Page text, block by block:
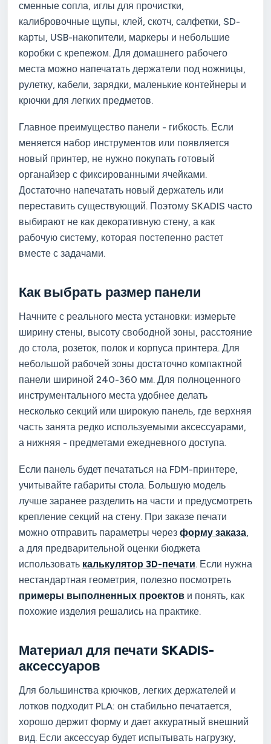
сменные сопла, иглы для прочистки,
калибровочные щупы, клей, скотч, салфетки, SD-
карты, USB-накопители, маркеры и небольшие
коробки с крепежом. Для домашнего рабочего
места можно напечатать держатели под ножницы,
рулетку, кабели, зарядки, маленькие контейнеры и
крючки для легких предметов.
Главное преимущество панели - гибкость. Если
меняется набор инструментов или появляется
новый принтер, не нужно покупать готовый
органайзер с фиксированными ячейками.
Достаточно напечатать новый держатель или
переставить существующий. Поэтому SKADIS часто
выбирают не как декоративную стену, а как
рабочую систему, которая постепенно растет
вместе с задачами.
Как выбрать размер панели
Начните с реального места установки: измерьте
ширину стены, высоту свободной зоны, расстояние
до стола, розеток, полок и корпуса принтера. Для
небольшой рабочей зоны достаточно компактной
панели шириной 240-360 мм. Для полноценного
инструментального места удобнее делать
несколько секций или широкую панель, где верхняя
часть занята редко используемыми аксессуарами,
а нижняя - предметами ежедневного доступа.
Если панель будет печататься на FDM-принтере,
учитывайте габариты стола. Большую модель
лучше заранее разделить на части и предусмотреть
крепление секций на стену. При заказе печати
можно отправить параметры через форму заказа,
а для предварительной оценки бюджета
использовать калькулятор 3D-печати. Если нужна
нестандартная геометрия, полезно посмотреть
примеры выполненных проектов и понять, как
похожие изделия решались на практике.
Материал для печати SKADIS-
аксессуаров
Для большинства крючков, легких держателей и
лотков подходит PLA: он стабильно печатается,
хорошо держит форму и дает аккуратный внешний
вид. Если аксессуар будет испытывать нагрузку,